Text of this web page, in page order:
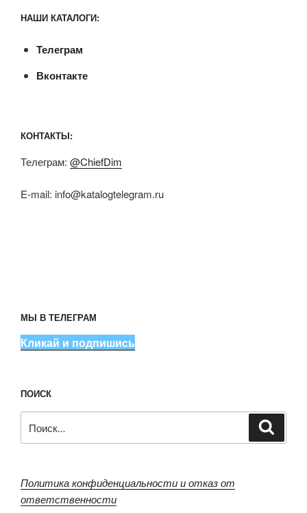
НАШИ КАТАЛОГИ:
Телеграм
Вконтакте
КОНТАКТЫ:
Телеграм: @ChiefDim
E-mail: info@katalogtelegram.ru
МЫ В ТЕЛЕГРАМ
Кликай и подпишись
ПОИСК
Политика конфиденциальности и отказ от
ответственности